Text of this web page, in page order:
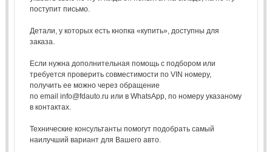
поступит письмо.
Детали, у которых есть кнопка «купить», доступны для
заказа.
Если нужна дополнительная помощь с подбором или
требуется проверить совместимости по VIN номеру,
получить ее можно через обращение
по email info@fdauto.ru или в WhatsApp, по номеру указаному
в контактах.
Технические консультанты помогут подобрать самый
наилучший вариант для Вашего авто.